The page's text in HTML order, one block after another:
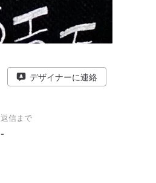
デザイナーに連絡
返信まで
-